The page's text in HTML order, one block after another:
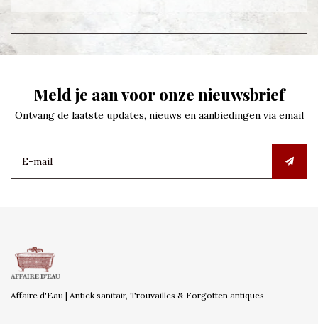
Meld je aan voor onze nieuwsbrief
Ontvang de laatste updates, nieuws en aanbiedingen via email
Affaire d'Eau | Antiek sanitair, Trouvailles & Forgotten antiques